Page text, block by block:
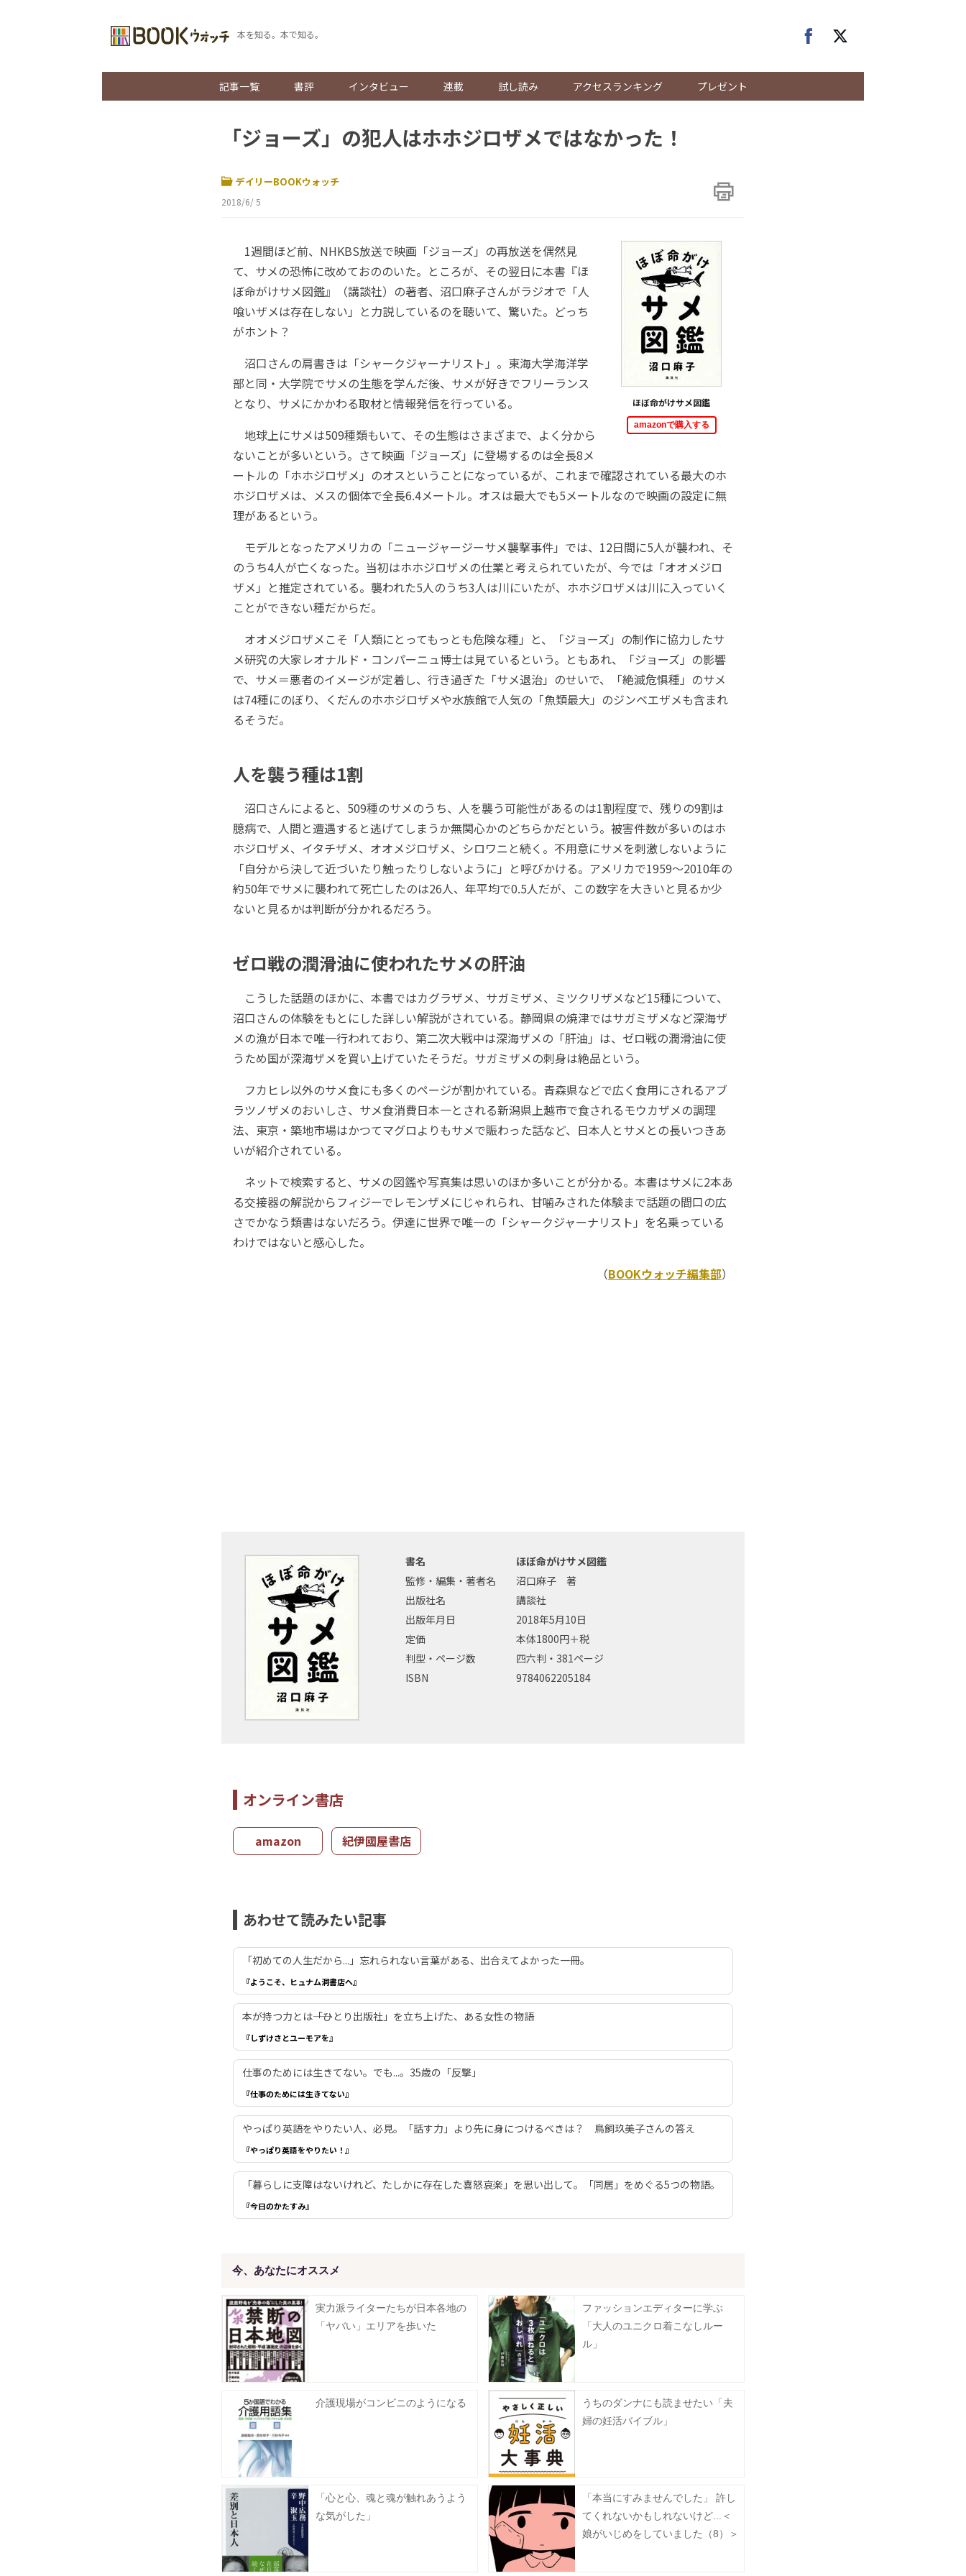
本を知る。本で知る。
記事一覧 書評 インタビュー 連載 試し読み アクセスランキング プレゼント
「ジョーズ」の犯人はホホジロザメではなかった！
デイリーBOOKウォッチ
2018/6/ 5
ほぼ命がけサメ図鑑
amazonで購入する
1週間ほど前、NHKBS放送で映画「ジョーズ」の再放送を偶然見
て、サメの恐怖に改めておののいた。ところが、その翌日に本書『ほ
ぼ命がけサメ図鑑』（講談社）の著者、沼口麻子さんがラジオで「人
喰いザメは存在しない」と力説しているのを聴いて、驚いた。どっち
がホント？
沼口さんの肩書きは「シャークジャーナリスト」。東海大学海洋学
部と同・大学院でサメの生態を学んだ後、サメが好きでフリーランス
となり、サメにかかわる取材と情報発信を行っている。
地球上にサメは509種類もいて、その生態はさまざまで、よく分から
ないことが多いという。さて映画「ジョーズ」に登場するのは全長8メ
ートルの「ホホジロザメ」のオスということになっているが、これまで確認されている最大のホ
ホジロザメは、メスの個体で全長6.4メートル。オスは最大でも5メートルなので映画の設定に無
理があるという。
モデルとなったアメリカの「ニュージャージーサメ襲撃事件」では、12日間に5人が襲われ、そ
のうち4人が亡くなった。当初はホホジロザメの仕業と考えられていたが、今では「オオメジロ
ザメ」と推定されている。襲われた5人のうち3人は川にいたが、ホホジロザメは川に入っていく
ことができない種だからだ。
オオメジロザメこそ「人類にとってもっとも危険な種」と、「ジョーズ」の制作に協力したサ
メ研究の大家レオナルド・コンパーニュ博士は見ているという。ともあれ、「ジョーズ」の影響
で、サメ＝悪者のイメージが定着し、行き過ぎた「サメ退治」のせいで、「絶滅危惧種」のサメ
は74種にのぼり、くだんのホホジロザメや水族館で人気の「魚類最大」のジンベエザメも含まれ
るそうだ。
人を襲う種は1割
沼口さんによると、509種のサメのうち、人を襲う可能性があるのは1割程度で、残りの9割は
臆病で、人間と遭遇すると逃げてしまうか無関心かのどちらかだという。被害件数が多いのはホ
ホジロザメ、イタチザメ、オオメジロザメ、シロワニと続く。不用意にサメを刺激しないように
「自分から決して近づいたり触ったりしないように」と呼びかける。アメリカで1959～2010年の
約50年でサメに襲われて死亡したのは26人、年平均で0.5人だが、この数字を大きいと見るか少
ないと見るかは判断が分かれるだろう。
ゼロ戦の潤滑油に使われたサメの肝油
こうした話題のほかに、本書ではカグラザメ、サガミザメ、ミツクリザメなど15種について、
沼口さんの体験をもとにした詳しい解説がされている。静岡県の焼津ではサガミザメなど深海ザ
メの漁が日本で唯一行われており、第二次大戦中は深海ザメの「肝油」は、ゼロ戦の潤滑油に使
うため国が深海ザメを買い上げていたそうだ。サガミザメの刺身は絶品という。
フカヒレ以外のサメ食にも多くのページが割かれている。青森県などで広く食用にされるアブ
ラツノザメのおいしさ、サメ食消費日本一とされる新潟県上越市で食されるモウカザメの調理
法、東京・築地市場はかつてマグロよりもサメで賑わった話など、日本人とサメとの長いつきあ
いが紹介されている。
ネットで検索すると、サメの図鑑や写真集は思いのほか多いことが分かる。本書はサメに2本あ
る交接器の解説からフィジーでレモンザメにじゃれられ、甘噛みされた体験まで話題の間口の広
さでかなう類書はないだろう。伊達に世界で唯一の「シャークジャーナリスト」を名乗っている
わけではないと感心した。
（BOOKウォッチ編集部）
書名
ほぼ命がけサメ図鑑
監修・編集・著者名
沼口麻子 著
出版社名
講談社
出版年月日
2018年5月10日
定価
本体1800円＋税
判型・ページ数
四六判・381ページ
ISBN
9784062205184
オンライン書店
amazon 紀伊國屋書店
あわせて読みたい記事
「初めての人生だから...」忘れられない言葉がある、出合えてよかった一冊。
『ようこそ、ヒュナム洞書店へ』
本が持つ力とは――「ひとり出版社」を立ち上げた、ある女性の物語
『しずけさとユーモアを』
仕事のためには生きてない。でも...。35歳の「反撃」
『仕事のためには生きてない』
やっぱり英語をやりたい人、必見。「話す力」より先に身につけるべきは？ 鳥飼玖美子さんの答え
『やっぱり英語をやりたい！』
「暮らしに支障はないけれど、たしかに存在した喜怒哀楽」を思い出して。「同居」をめぐる5つの物語。
『今日のかたすみ』
今、あなたにオススメ
実力派ライターたちが日本各地の
「ヤバい」エリアを歩いた
ファッションエディターに学ぶ
「大人のユニクロ着こなしルー
ル」
介護現場がコンビニのようになる
うちのダンナにも読ませたい「夫
婦の妊活バイブル」
「心と心、魂と魂が触れあうよう
な気がした」
「本当にすみませんでした」 許し
てくれないかもしれないけど...＜
娘がいじめをしていました（8）＞